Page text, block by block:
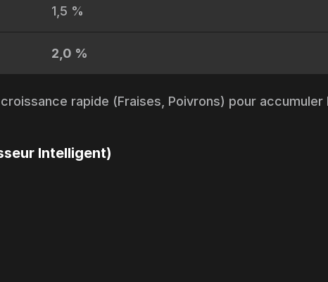
1,5 %
2,0 %
rapide (Fraises, Poivrons) pour accumuler
Intelligent)